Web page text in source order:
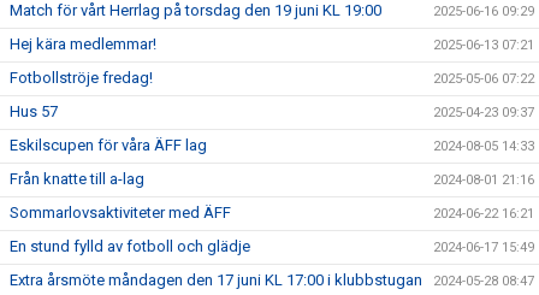
Match för vårt Herrlag på torsdag den 19 juni KL 19:00 2025-06-16 09:29
Hej kära medlemmar! 2025-06-13 07:21
Fotbollströje fredag! 2025-05-06 07:22
Hus 57 2025-04-23 09:37
Eskilscupen för våra ÄFF lag 2024-08-05 14:33
Från knatte till a-lag 2024-08-01 21:16
Sommarlovsaktiviteter med ÄFF 2024-06-22 16:21
En stund fylld av fotboll och glädje 2024-06-17 15:49
Extra årsmöte måndagen den 17 juni KL 17:00 i klubbstugan 2024-05-28 08:47